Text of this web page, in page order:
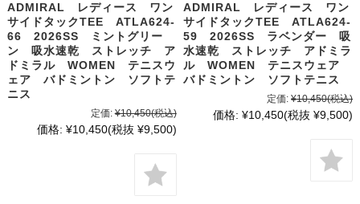
ADMIRAL レディース ワン
サイドタックTEE ATLA624-
66 2026SS ミントグリー
ン 吸水速乾 ストレッチ ア
ドミラル WOMEN テニスウ
ェア バドミントン ソフトテ
ニス
定価: ¥10,450(税込)
価格: ¥10,450(税抜 ¥9,500)
ADMIRAL レディース ワン
サイドタックTEE ATLA624-
59 2026SS ラベンダー 吸
水速乾 ストレッチ アドミラ
ル WOMEN テニスウェア
バドミントン ソフトテニス
定価: ¥10,450(税込)
価格: ¥10,450(税抜 ¥9,500)